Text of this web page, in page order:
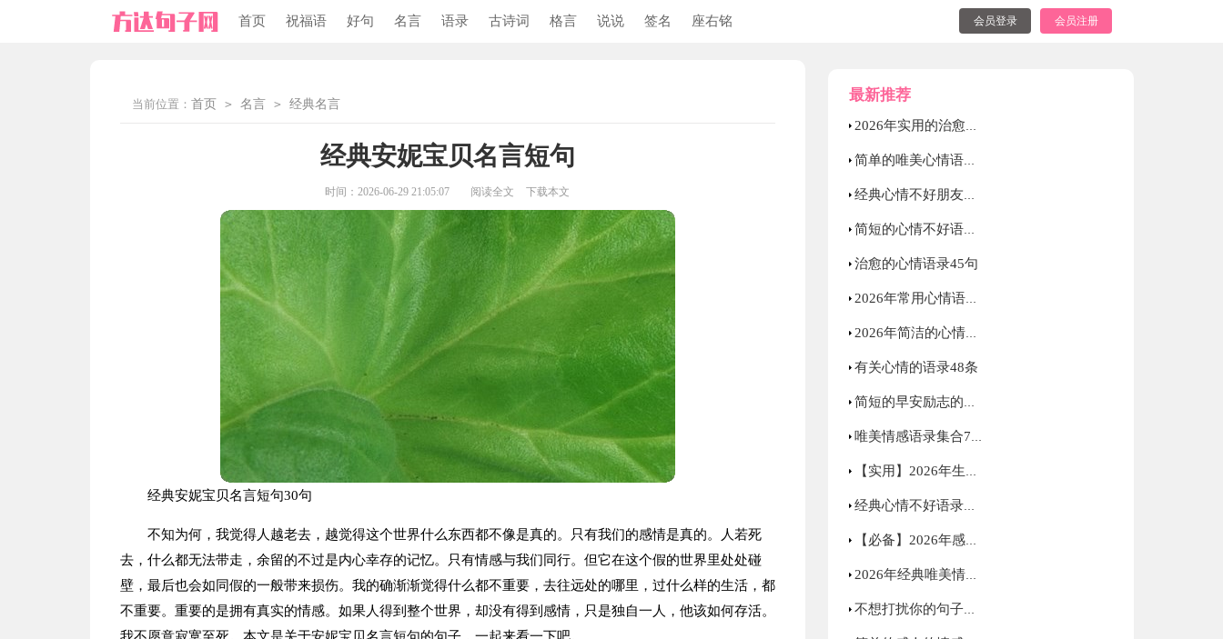
首页 祝福语 好句 名言 语录 古诗词 格言 说说 签名 座右铭 会员登录 会员注册
当前位置： 首页 > 名言 > 经典名言
经典安妮宝贝名言短句
时间：2026-06-29 21:05:07 阅读全文 下载本文
经典安妮宝贝名言短句30句
不知为何，我觉得人越老去，越觉得这个世界什么东西都不像是真的。只有我们的感情是真的。人若死
去，什么都无法带走，余留的不过是内心幸存的记忆。只有情感与我们同行。但它在这个假的世界里处处碰
壁，最后也会如同假的一般带来损伤。我的确渐渐觉得什么都不重要，去往远处的哪里，过什么样的生活，都
不重要。重要的是拥有真实的情感。如果人得到整个世界，却没有得到感情，只是独自一人，他该如何存活。
最新推荐
2026年实用的治愈的心情语录锦集56条
简单的唯美心情语录锦集38句
经典心情不好朋友圈语录句子（精选40句）
简短的心情不好语录大集合63句
治愈的心情语录45句
2026年常用心情语录38条
2026年简洁的心情不好语录39句
有关心情的语录48条
简短的早安励志的语录集合89句
唯美情感语录集合77条
【实用】2026年生活励志语录集锦33条
经典心情不好语录大集合64句
【必备】2026年感人的情感语录集合56条
2026年经典唯美情感语录大合集64条
不想打扰你的句子文案摘抄